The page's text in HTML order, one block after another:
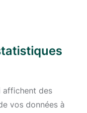
affichent des
vos données à